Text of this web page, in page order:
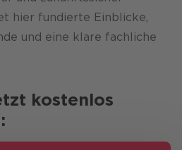
hier fundierte Einblicke,
und eine klare fachliche
kostenlos